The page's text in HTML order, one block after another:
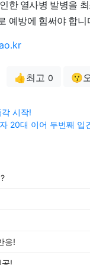
한 열사병 발병을
예방에 힘써야 합니
👍최고 0 😗
시작!
20대 이어 두번째 입
응!
!